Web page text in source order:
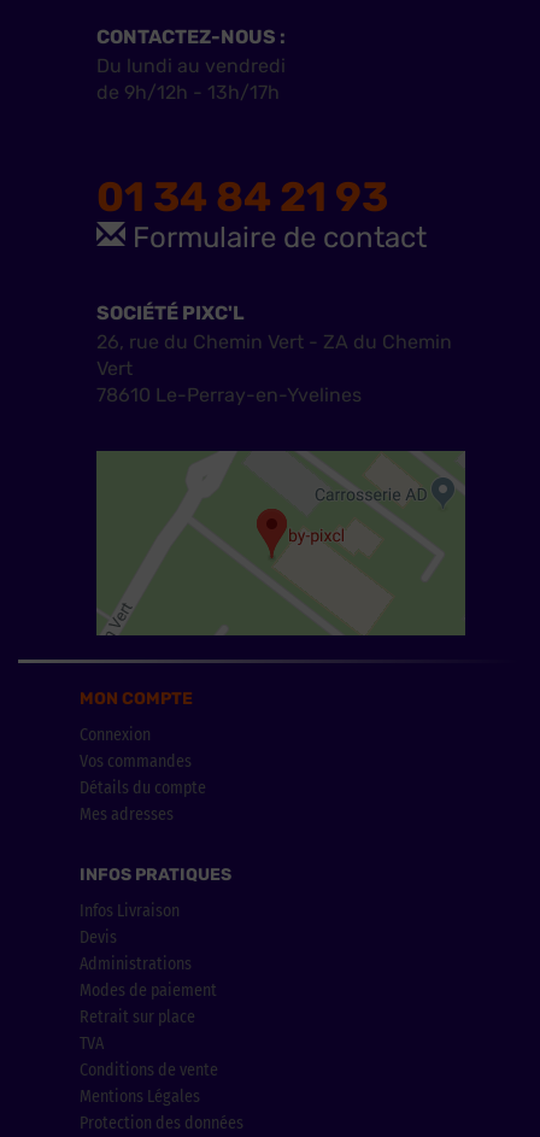
CONTACTEZ-NOUS :
Du lundi au vendredi
de 9h/12h - 13h/17h
01 34 84 21 93
Formulaire de contact
SOCIÉTÉ PIXC'L
26, rue du Chemin Vert - ZA du Chemin
Vert
78610 Le-Perray-en-Yvelines
MON COMPTE
Connexion
Vos commandes
Détails du compte
Mes adresses
INFOS PRATIQUES
Infos Livraison
Devis
Administrations
Modes de paiement
Retrait sur place
TVA
Conditions de vente
Mentions Légales
Protection des données